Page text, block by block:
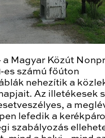
Magyar Közút
es számú főúton
nehezítik a
Az illetékesek
a
lefedik a
szabályozás